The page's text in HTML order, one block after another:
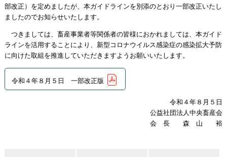
部改正）を定めましたが、本ガイドラインを別添のとおり一部改正いたし
ましたのでお知らせいたします。
つきましては、畜産事業者等関係者の皆様におかれましては、本ガイド
ラインを活用することにより、新型コロナウイルス感染症の感染拡大予防
に向けた取組を推進していただきますようお願いいたします。
令和４年８月５日 一部改正版
令和４年８月５日
公益社団法人中央畜産会
会 長 森 山 裕